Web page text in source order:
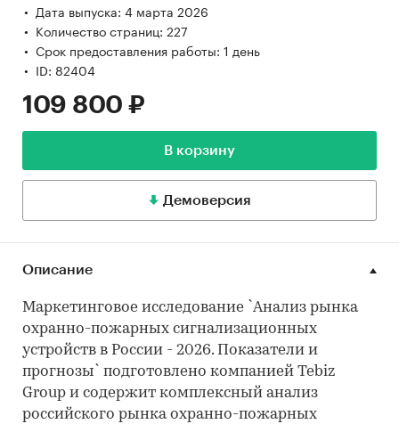
Дата выпуска: 4 марта 2026
Количество страниц: 227
Срок предоставления работы: 1 день
ID: 82404
109 800 ₽
В корзину
Демоверсия
Описание
Маркетинговое исследование `Анализ рынка
охранно-пожарных сигнализационных
устройств в России - 2026. Показатели и
прогнозы` подготовлено компанией Tebiz
Group и содержит комплексный анализ
российского рынка охранно-пожарных